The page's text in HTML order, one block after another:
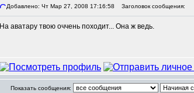
Добавлено: Чт Мар 27, 2008 17:16:58 Заголовок сообщения:
На аватару твою оччень походит... Она ж ведь.
Показать сообщения: